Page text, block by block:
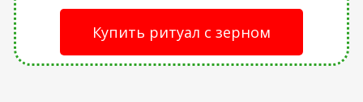
Купить ритуал с зерном